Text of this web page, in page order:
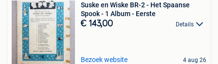
Suske en Wiske BR-2 - Het Spaanse
Spook - 1 Album - Eerste
€ 143,00 Details
Bezoek website 4 aug 26